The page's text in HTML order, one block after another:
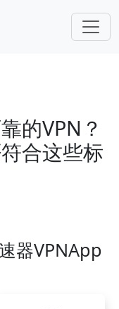
的VPN？
合这些标
器VPNApp